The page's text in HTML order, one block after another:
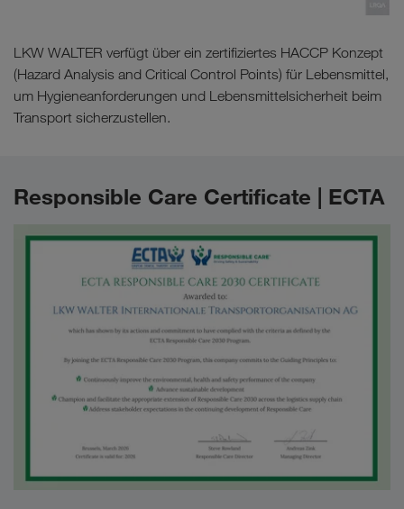
LKW WALTER verfügt über ein zertifiziertes HACCP Konzept
(Hazard Analysis and Critical Control Points) für Lebensmittel,
um Hygieneanforderungen und Lebensmittelsicherheit beim
Transport sicherzustellen.
Responsible Care Certificate | ECTA